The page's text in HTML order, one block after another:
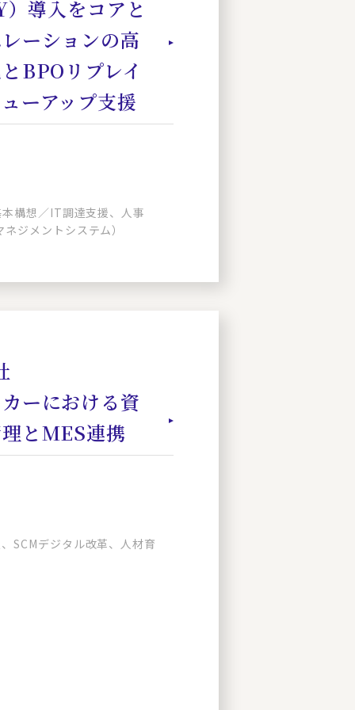
）導入をコアと
ーションの高
BPOリプレイ
ーアップ支援
構想／IT調達支援、人事
ジメントシステム）
ーにおける資
とMES連携
SCMデジタル改革、人材育